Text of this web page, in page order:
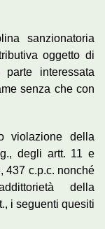
sanzionatoria
oggetto di
interessata
senza che con
violazione della
degli artt. 11 e
437 c.p.c. nonché
della
i seguenti quesiti